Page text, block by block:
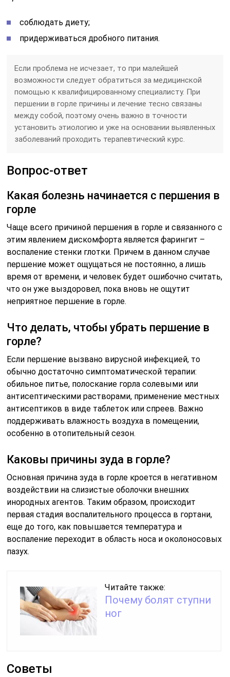
соблюдать диету;
придерживаться дробного питания.
Если проблема не исчезает, то при малейшей
возможности следует обратиться за медицинской
помощью к квалифицированному специалисту. При
першении в горле причины и лечение тесно связаны
между собой, поэтому очень важно в точности
установить этиологию и уже на основании выявленных
заболеваний проходить терапевтический курс.
Вопрос-ответ
Какая болезнь начинается с першения в
горле
Чаще всего причиной першения в горле и связанного с
этим явлением дискомфорта является фарингит –
воспаление стенки глотки. Причем в данном случае
першение может ощущаться не постоянно, а лишь
время от времени, и человек будет ошибочно считать,
что он уже выздоровел, пока вновь не ощутит
неприятное першение в горле.
Что делать, чтобы убрать першение в
горле?
Если першение вызвано вирусной инфекцией, то
обычно достаточно симптоматической терапии:
обильное питье, полоскание горла солевыми или
антисептическими растворами, применение местных
антисептиков в виде таблеток или спреев. Важно
поддерживать влажность воздуха в помещении,
особенно в отопительный сезон.
Каковы причины зуда в горле?
Основная причина зуда в горле кроется в негативном
воздействии на слизистые оболочки внешних
инородных агентов. Таким образом, происходит
первая стадия воспалительного процесса в гортани,
еще до того, как повышается температура и
воспаление переходит в область носа и околоносовых
пазух.
Читайте также:
Почему болят ступни
ног
Советы